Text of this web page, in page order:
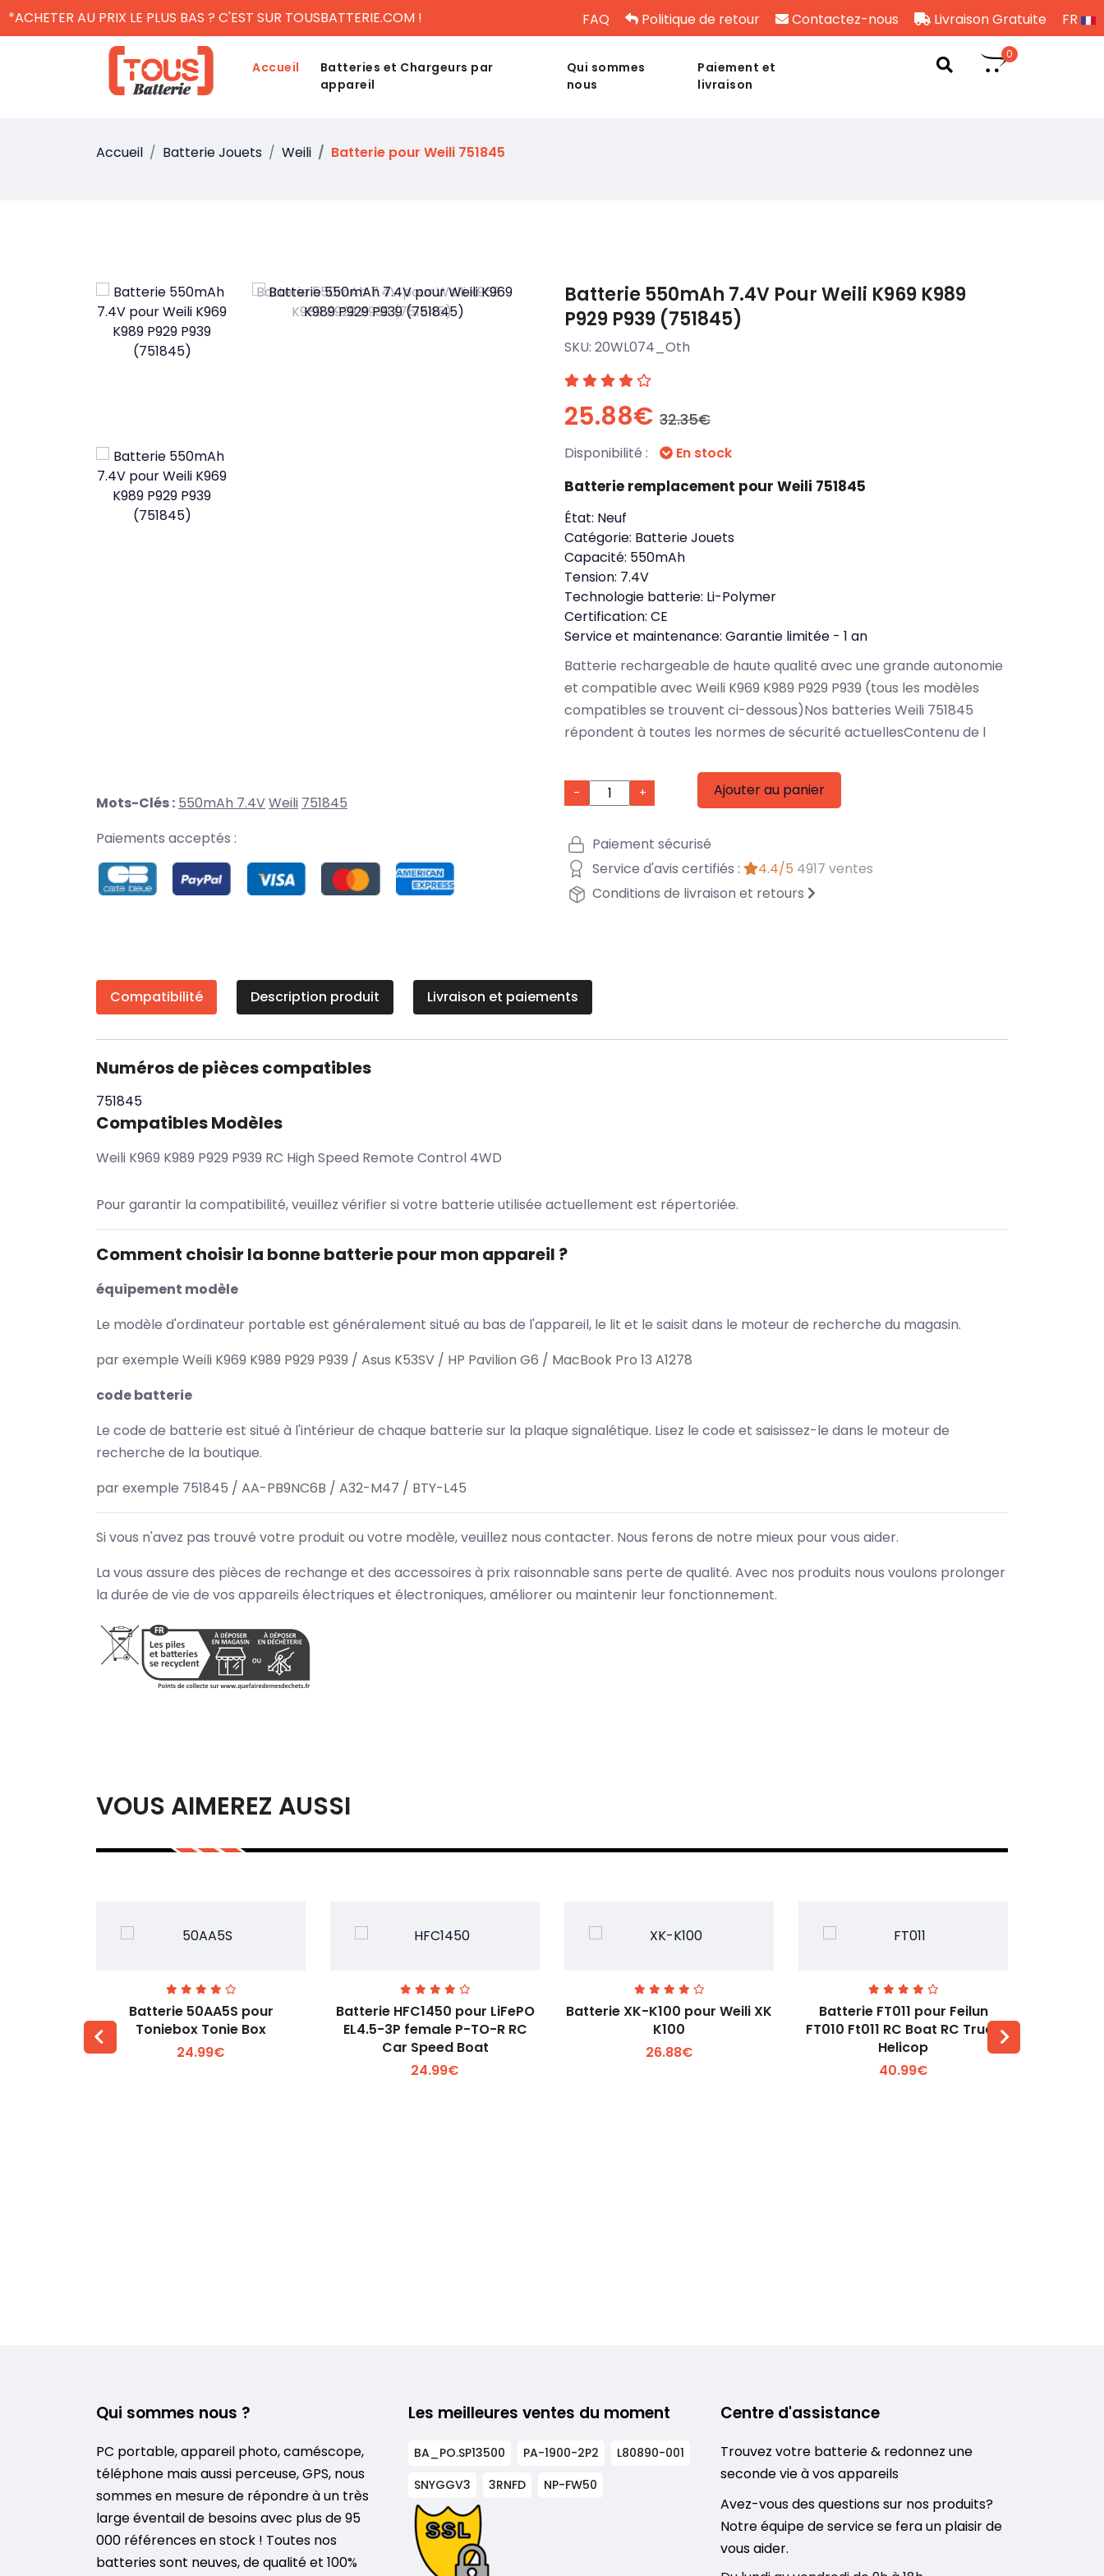
*ACHETER AU PRIX LE PLUS BAS ? C'EST SUR TOUSBATTERIE.COM ! FAQ Politique de retour Contactez-nous Livraison Gratuite FR
Accueil
Batteries et Chargeurs par
appareil
Qui sommes
nous
Paiement et
livraison
0
Accueil Batterie Jouets Weili Batterie pour Weili 751845
Mots-Clés : 550mAh 7.4VWeili 751845
Paiements acceptés :
Batterie 550mAh 7.4V Pour Weili K969 K989
P929 P939 (751845)
SKU: 20WL074_Oth
25.88€ 32.35€
Disponibilité : En stock
Batterie remplacement pour Weili 751845
État: Neuf
Catégorie: Batterie Jouets
Capacité: 550mAh
Tension: 7.4V
Technologie batterie: Li-Polymer
Certification: CE
Service et maintenance: Garantie limitée - 1 an
Batterie rechargeable de haute qualité avec une grande autonomie
et compatible avec Weili K969 K989 P929 P939 (tous les modèles
compatibles se trouvent ci-dessous)Nos batteries Weili 751845
répondent à toutes les normes de sécurité actuellesContenu de l
- + Ajouter au panier
Paiement sécurisé
Service d'avis certifiés :
4.4/5 4917 ventes
Conditions de livraison et retours
Compatibilité Description produit Livraison et paiements
Numéros de pièces compatibles
751845
Compatibles Modèles
Weili K969 K989 P929 P939 RC High Speed Remote Control 4WD
Pour garantir la compatibilité, veuillez vérifier si votre batterie utilisée actuellement est répertoriée.
Comment choisir la bonne batterie pour mon appareil ?
équipement modèle
Le modèle d'ordinateur portable est généralement situé au bas de l'appareil, le lit et le saisit dans le moteur de recherche du magasin.
par exemple Weili K969 K989 P929 P939 / Asus K53SV / HP Pavilion G6 / MacBook Pro 13 A1278
code batterie
Le code de batterie est situé à l'intérieur de chaque batterie sur la plaque signalétique. Lisez le code et saisissez-le dans le moteur de
recherche de la boutique.
par exemple 751845 / AA-PB9NC6B / A32-M47 / BTY-L45
Si vous n'avez pas trouvé votre produit ou votre modèle, veuillez nous contacter. Nous ferons de notre mieux pour vous aider.
La vous assure des pièces de rechange et des accessoires à prix raisonnable sans perte de qualité. Avec nos produits nous voulons prolonger
la durée de vie de vos appareils électriques et électroniques, améliorer ou maintenir leur fonctionnement.
VOUS AIMEREZ AUSSI
Voir plus +
Batterie 50AA5S pour
Toniebox Tonie Box
24.99€
Voir plus +
Batterie HFC1450 pour LiFePO
EL4.5-3P female P-TO-R RC
Car Speed Boat
24.99€
Voir plus +
Batterie XK-K100 pour Weili XK
K100
26.88€
Voir plus +
Batterie FT011 pour Feilun
FT010 Ft011 RC Boat RC Truck
Helicop
40.99€
Qui sommes nous ?
PC portable, appareil photo, caméscope,
téléphone mais aussi perceuse, GPS, nous
sommes en mesure de répondre à un très
large éventail de besoins avec plus de 95
000 références en stock ! Toutes nos
batteries sont neuves, de qualité et 100%
Les meilleures ventes du moment
BA_PO.SP13500 PA-1900-2P2
L80890-001
SNYGGV3
3RNFD NP-FW50
Centre d'assistance
Trouvez votre batterie & redonnez une
seconde vie à vos appareils
Avez-vous des questions sur nos produits?
Notre équipe de service se fera un plaisir de
vous aider.